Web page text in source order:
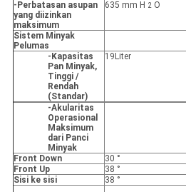
-Perbatasan asupan
yang diizinkan
maksimum
635 mm H 2O
Sistem Minyak
Pelumas
-Kapasitas
Pan Minyak,
Tinggi /
Rendah
(Standar)
19Liter
-Akularitas
Operasional
Maksimum
dari Panci
Minyak
Front Down
30 °
Front Up
38 °
Sisi ke sisi
38 °